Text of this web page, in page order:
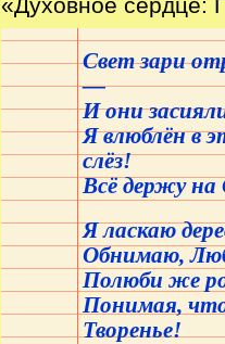
Свет зари
—
И они
Я влюблён в
слёз!
Всё держу на
Я ласкаю
Обнимаю,
Полюби же
Понимая,
Творенье!